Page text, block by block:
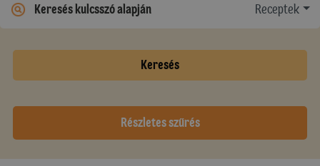
Receptek
Keresés
Részletes szűrés